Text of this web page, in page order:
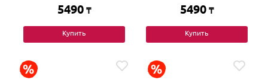
5490 ₸
Купить
5490 ₸
Купить